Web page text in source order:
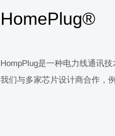
Meter
Wall Switch
法说会
HomePlug®
HompPlug是一种电力线通讯技
我们与多家芯片设计商合作，